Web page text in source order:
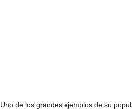
Uno de los grandes ejemplos de su